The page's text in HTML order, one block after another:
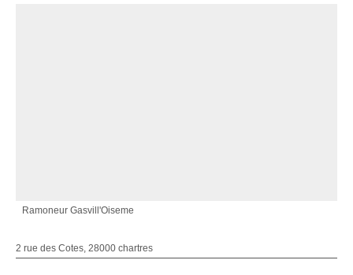
Ramoneur Gasvill'Oiseme
2 rue des Cotes, 28000 chartres